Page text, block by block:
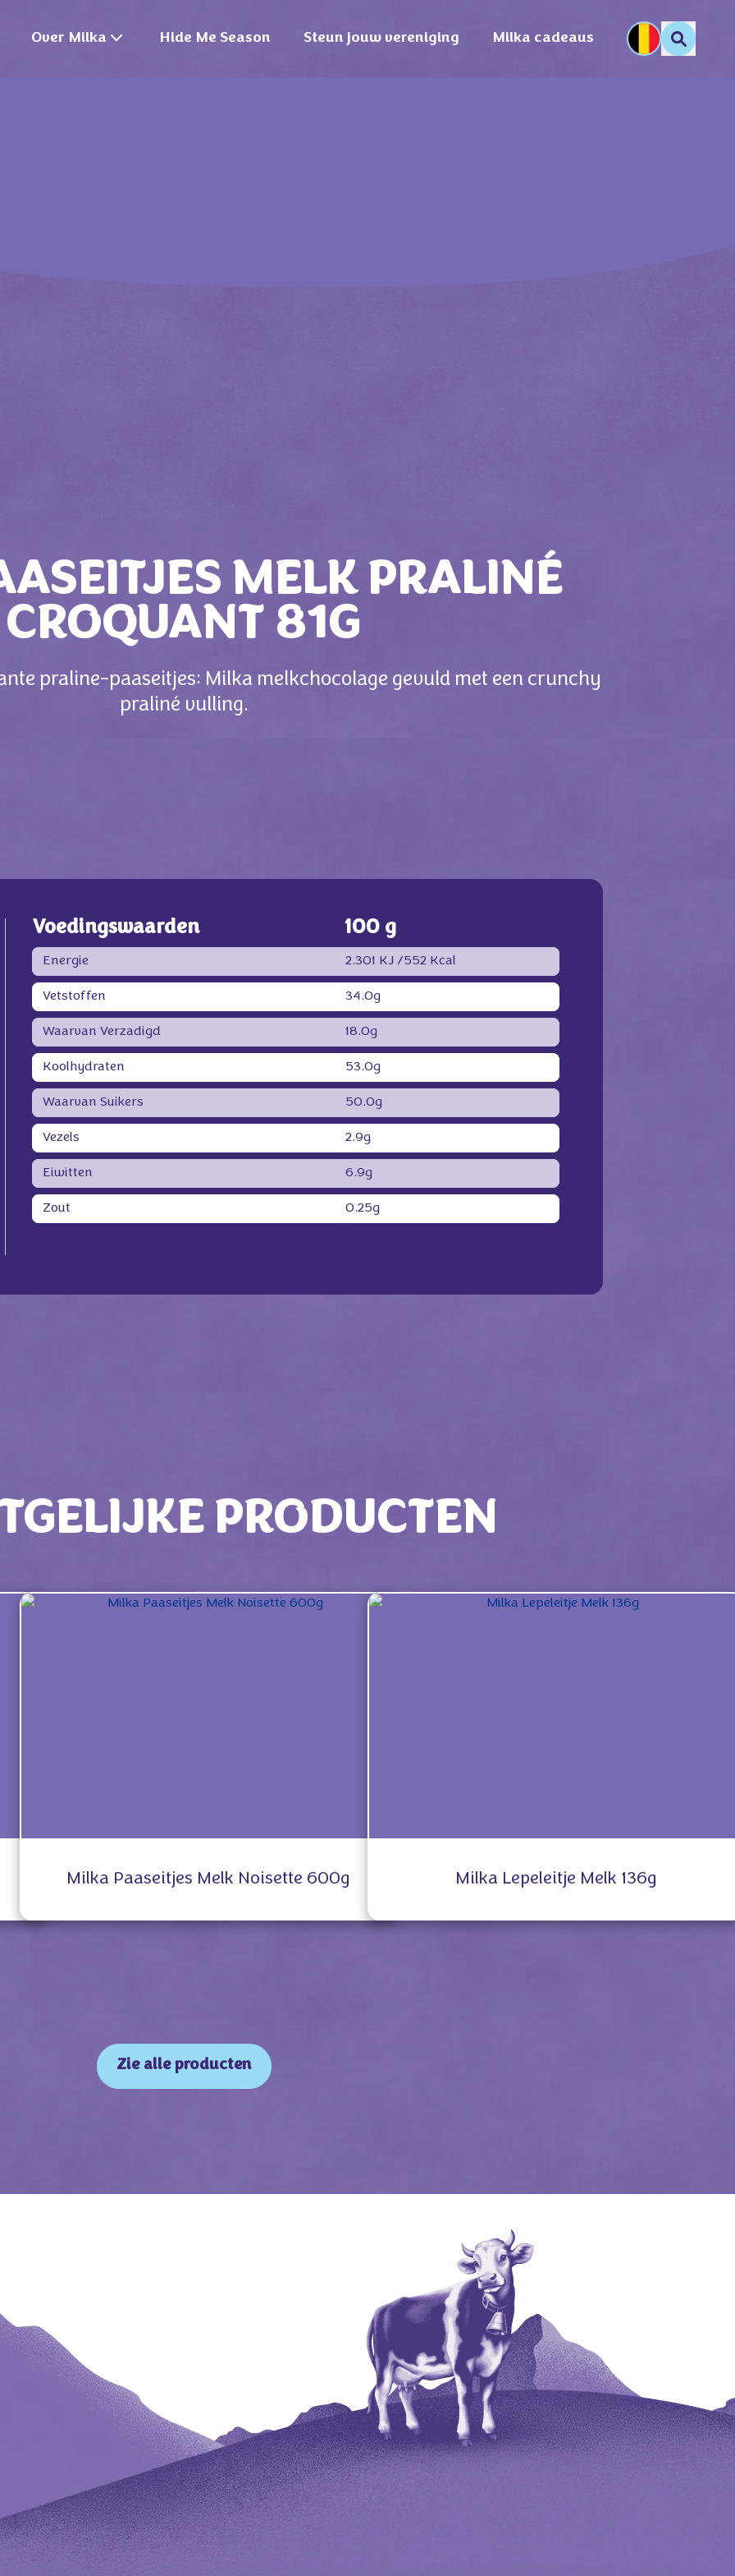
Over Milka Hide Me Season Steun jouw vereniging Milka cadeaus
MELK PRALINÉ
CROQUANT 81G
praline-paaseitjes: Milka melkchocolage gevuld met een crunchy
praliné vulling.
Voedingswaarden 100 g
Energie 2.301 KJ /552 Kcal
Vetstoffen 34.0g
Waarvan Verzadigd 18.0g
Koolhydraten 53.0g
Waarvan Suikers 50.0g
Vezels 2.9g
Eiwitten 6.9g
Zout 0.25g
PRODUCTEN
Milka Paaseitjes Melk Noisette 600g Milka Lepeleitje Melk 136g
Zie alle producten